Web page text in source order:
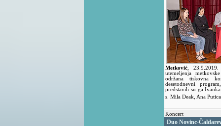
Metković
utemeljenja
održana tiskovna
desetodnevni
predstavili su ga
s. Mila Deak, Ana
Koncert
Duo Novinc-